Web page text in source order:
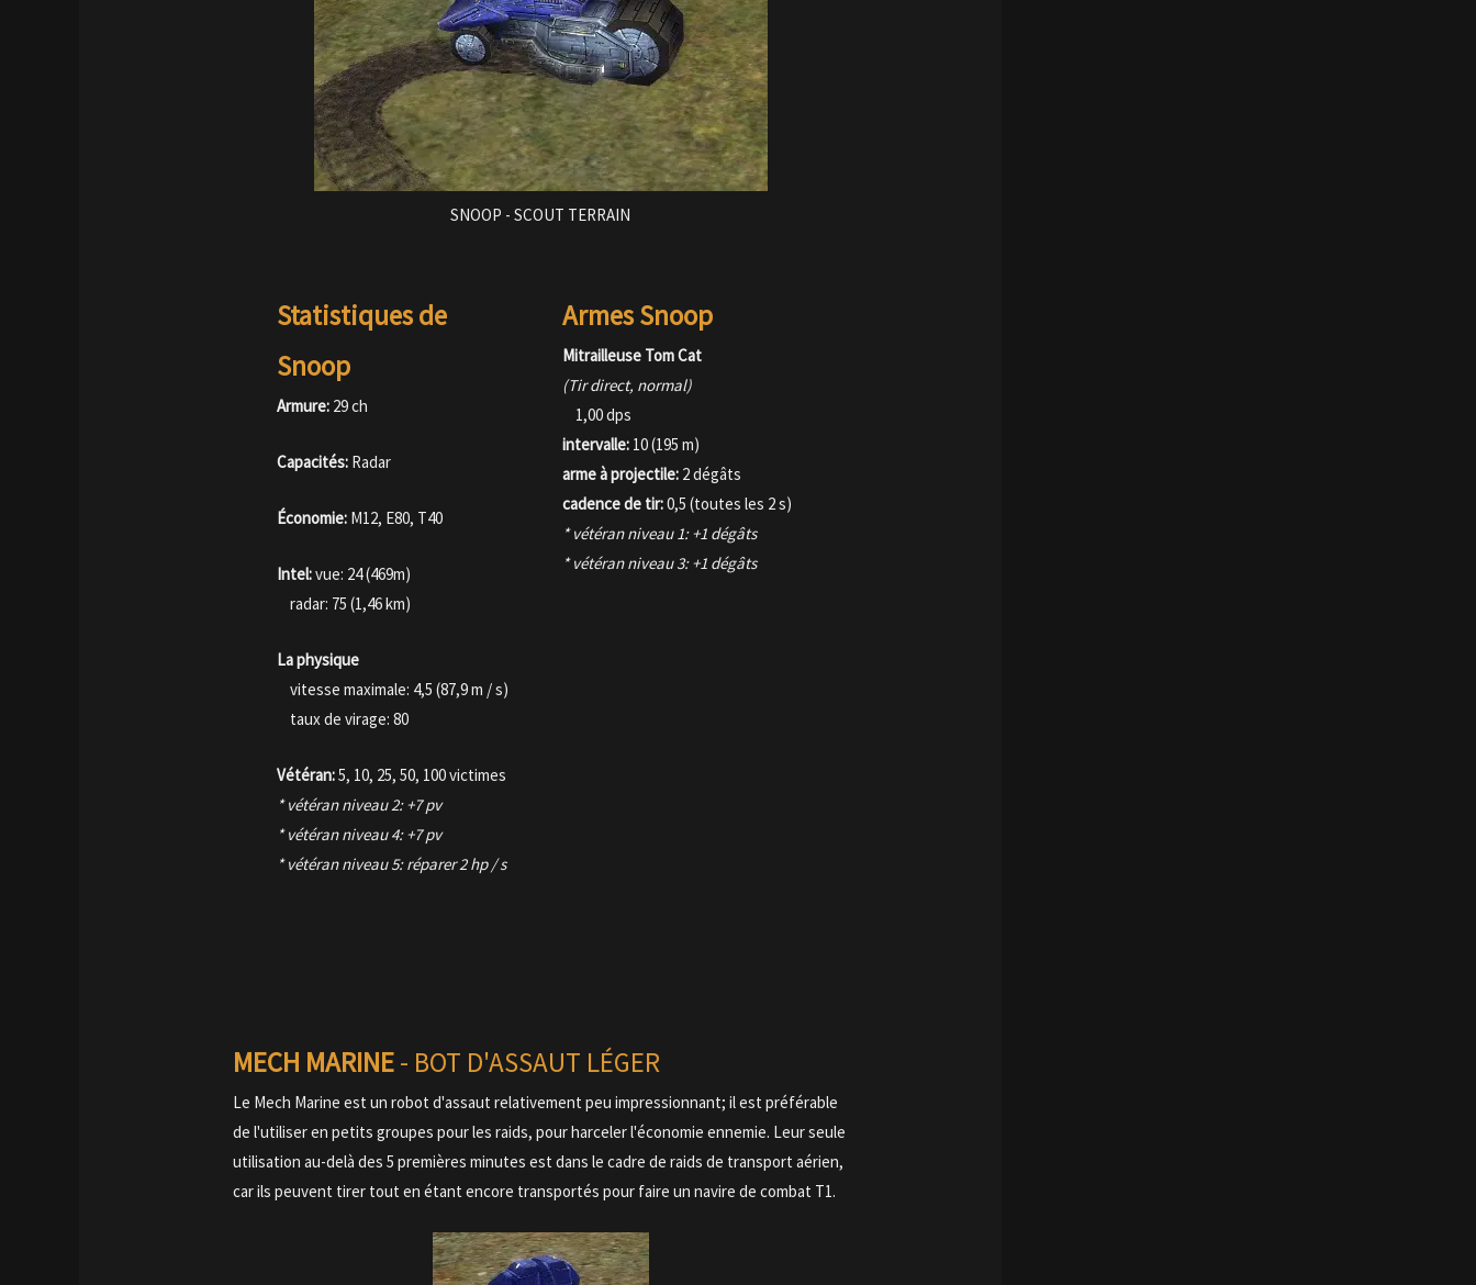
SNOOP - SCOUT TERRAIN
Statistiques de
Snoop
Armure: 29 ch
Capacités: Radar
Économie: M12, E80, T40
Intel:vue: 24 (469m)
radar: 75 (1,46 km)
La physique
vitesse maximale: 4,5 (87,9 m / s)
taux de virage: 80
Vétéran:5, 10, 25, 50, 100 victimes
* vétéran niveau 2: +7 pv
* vétéran niveau 4: +7 pv
* vétéran niveau 5: réparer 2 hp / s
Armes Snoop
Mitrailleuse Tom Cat
(Tir direct, normal)
1,00 dps
intervalle: 10 (195 m)
arme à projectile: 2 dégâts
cadence de tir:0,5 (toutes les 2 s)
* vétéran niveau 1: +1 dégâts
* vétéran niveau 3: +1 dégâts
MECH MARINE- BOT D'ASSAUT LÉGER
Le Mech Marine est un robot d'assaut relativement peu impressionnant; il est préférable
de l'utiliser en petits groupes pour les raids, pour harceler l'économie ennemie. Leur seule
utilisation au-delà des 5 premières minutes est dans le cadre de raids de transport aérien,
car ils peuvent tirer tout en étant encore transportés pour faire un navire de combat T1.